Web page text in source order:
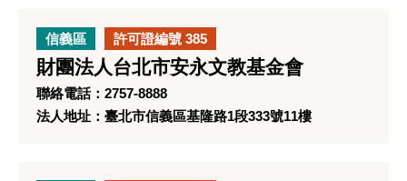
信義區 許可證編號 385
財團法人台北市安永文教基金會
聯絡電話：2757-8888
法人地址：臺北市信義區基隆路1段333號11樓